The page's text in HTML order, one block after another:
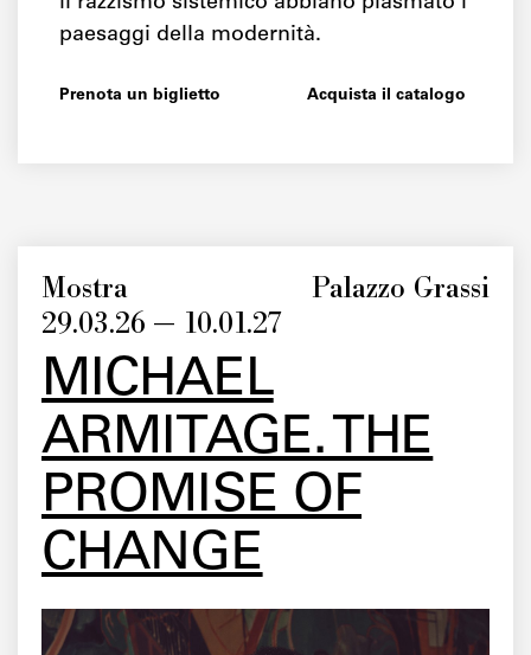
paesaggi della modernità.
Prenota un biglietto Acquista il catalogo
Mostra
29.03.26 — 10.01.27
Palazzo Grassi
MICHAEL
ARMITAGE. THE
PROMISE OF
CHANGE